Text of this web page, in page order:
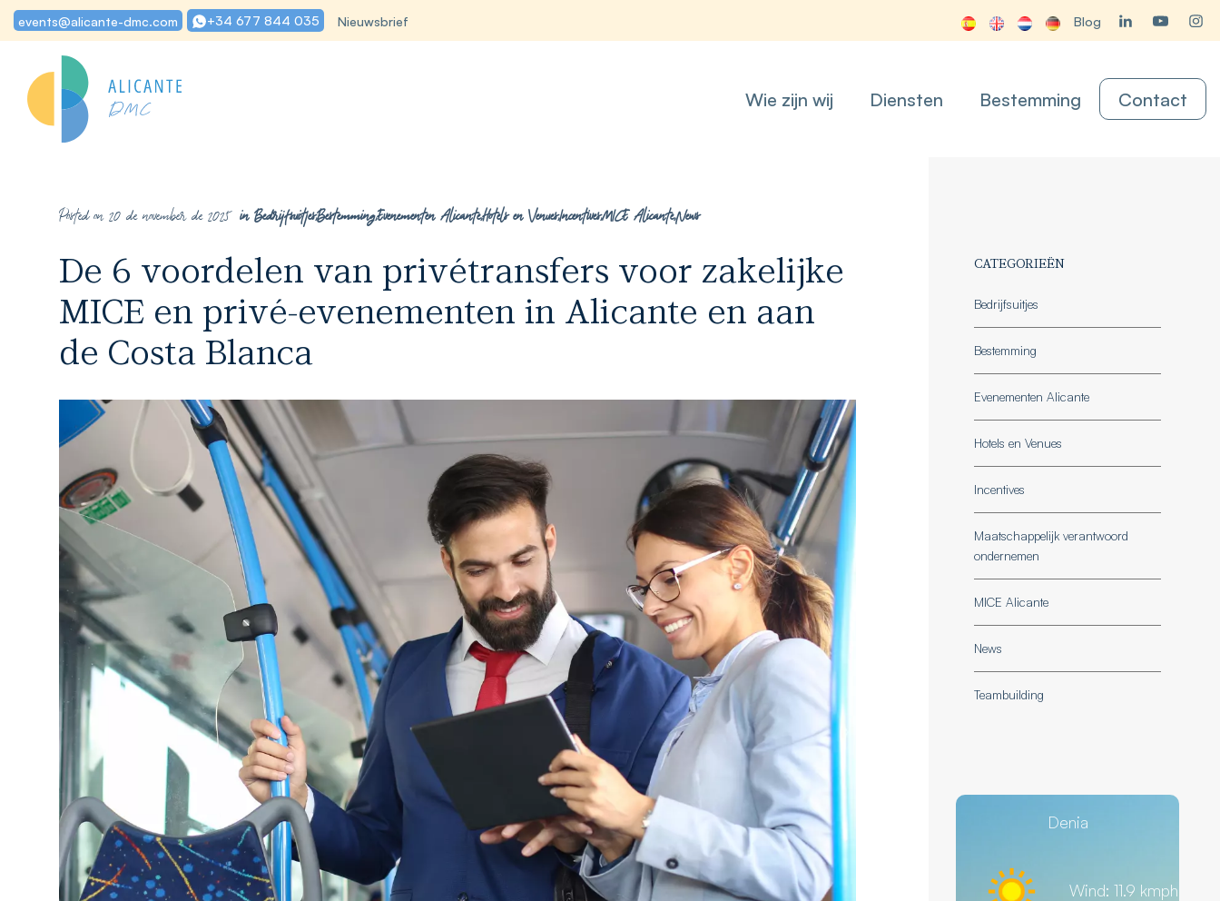
events@alicante-dmc.com +34 677 844 035 Nieuwsbrief Blog
Wie zijn wij Diensten Bestemming Contact
Posted on 20 de november de 2025 in Bedrijfsuitjes,Bestemming,Evenementen Alicante,Hotels en Venues,Incentives,MICE Alicante,News
De 6 voordelen van privétransfers voor zakelijke
MICE en privé-evenementen in Alicante en aan
de Costa Blanca
CATEGORIEËN
Bedrijfsuitjes
Bestemming
Evenementen Alicante
Hotels en Venues
Incentives
Maatschappelijk verantwoord
ondernemen
MICE Alicante
News
Teambuilding
Denia
Wind: 11.9 kmph